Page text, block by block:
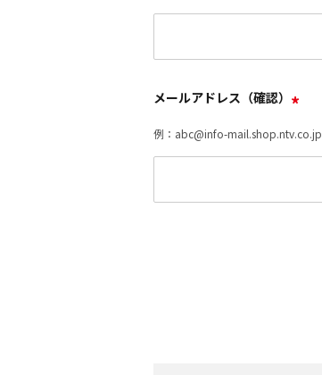
メールアドレス（確認） *
例：abc@info-mail.shop.ntv.co.jp